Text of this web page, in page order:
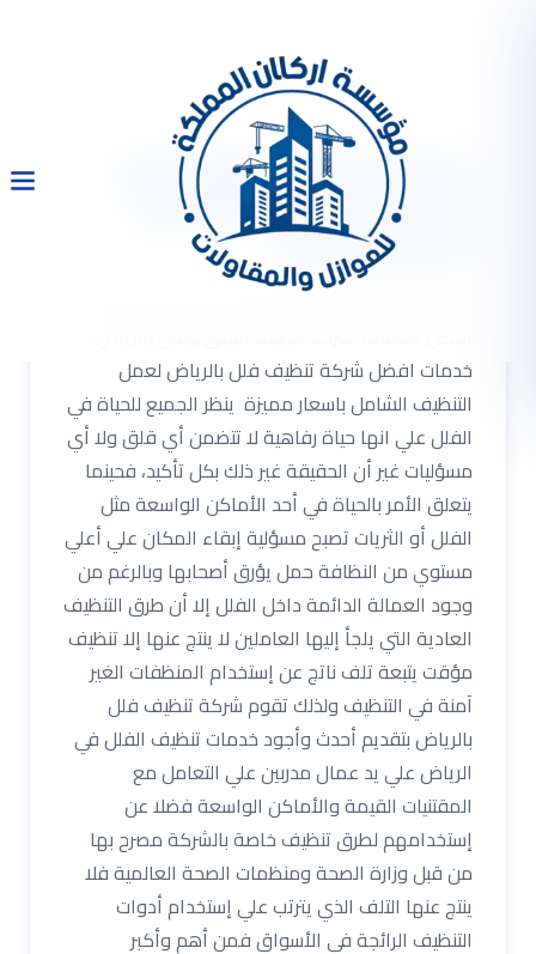
شركة تنظيف شقق وفلل
بالرياض 0533334179 مع
أفضل العمالة
خدمات افضل شركة تنظيف فلل بالرياض لعمل
التنظيف الشامل باسعار مميزة ينظر الجميع للحياة في
الفلل علي انها حياة رفاهية لا تتضمن أي قلق ولا أي
مسؤليات غير أن الحقيقة غير ذلك بكل تأكيد، فحينما
يتعلق الأمر بالحياة في أحد الأماكن الواسعة مثل
الفلل أو الثريات تصبح مسؤلية إبقاء المكان علي أعلي
مستوي من النظافة حمل يؤرق أصحابها وبالرغم من
وجود العمالة الدائمة داخل الفلل إلا أن طرق التنظيف
العادية التي يلجأ إليها العاملين لا ينتج عنها إلا تنظيف
مؤقت يتبعة تلف ناتج عن إستخدام المنظفات الغير
آمنة في التنظيف ولذلك تقوم شركة تنظيف فلل
بالرياض بتقديم أحدث وأجود خدمات تنظيف الفلل في
الرياض علي يد عمال مدربين علي التعامل مع
المقتنيات القيمة والأماكن الواسعة فضلا عن
إستخدامهم لطرق تنظيف خاصة بالشركة مصرح بها
من قبل وزارة الصحة ومنظمات الصحة العالمية فلا
ينتج عنها التلف الذي يترتب علي إستخدام أدوات
التنظيف الرائجة في الأسواق فمن أهم وأكبر